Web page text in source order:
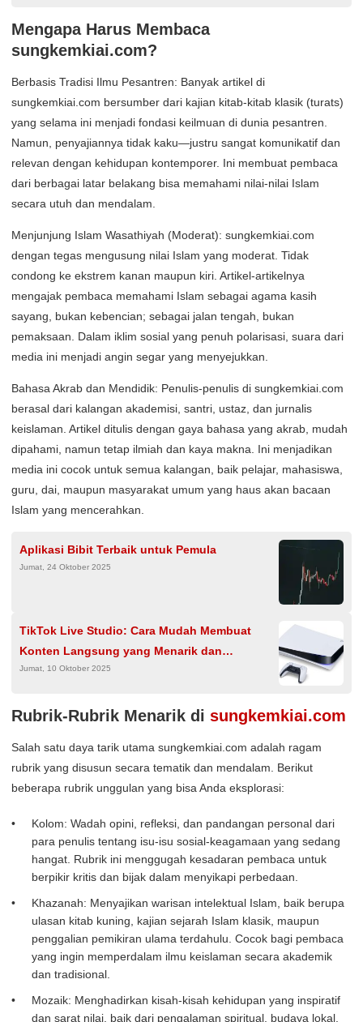
Mengapa Harus Membaca
sungkemkiai.com?
Berbasis Tradisi Ilmu Pesantren: Banyak artikel di
sungkemkiai.com bersumber dari kajian kitab-kitab klasik (turats)
yang selama ini menjadi fondasi keilmuan di dunia pesantren.
Namun, penyajiannya tidak kaku—justru sangat komunikatif dan
relevan dengan kehidupan kontemporer. Ini membuat pembaca
dari berbagai latar belakang bisa memahami nilai-nilai Islam
secara utuh dan mendalam.
Menjunjung Islam Wasathiyah (Moderat): sungkemkiai.com
dengan tegas mengusung nilai Islam yang moderat. Tidak
condong ke ekstrem kanan maupun kiri. Artikel-artikelnya
mengajak pembaca memahami Islam sebagai agama kasih
sayang, bukan kebencian; sebagai jalan tengah, bukan
pemaksaan. Dalam iklim sosial yang penuh polarisasi, suara dari
media ini menjadi angin segar yang menyejukkan.
Bahasa Akrab dan Mendidik: Penulis-penulis di sungkemkiai.com
berasal dari kalangan akademisi, santri, ustaz, dan jurnalis
keislaman. Artikel ditulis dengan gaya bahasa yang akrab, mudah
dipahami, namun tetap ilmiah dan kaya makna. Ini menjadikan
media ini cocok untuk semua kalangan, baik pelajar, mahasiswa,
guru, dai, maupun masyarakat umum yang haus akan bacaan
Islam yang mencerahkan.
Aplikasi Bibit Terbaik untuk Pemula
Jumat, 24 Oktober 2025
TikTok Live Studio: Cara Mudah Membuat
Konten Langsung yang Menarik dan
Profesional
Jumat, 10 Oktober 2025
Rubrik-Rubrik Menarik di sungkemkiai.com
Salah satu daya tarik utama sungkemkiai.com adalah ragam
rubrik yang disusun secara tematik dan mendalam. Berikut
beberapa rubrik unggulan yang bisa Anda eksplorasi:
Kolom: Wadah opini, refleksi, dan pandangan personal dari
para penulis tentang isu-isu sosial-keagamaan yang sedang
hangat. Rubrik ini menggugah kesadaran pembaca untuk
berpikir kritis dan bijak dalam menyikapi perbedaan.
Khazanah: Menyajikan warisan intelektual Islam, baik berupa
ulasan kitab kuning, kajian sejarah Islam klasik, maupun
penggalian pemikiran ulama terdahulu. Cocok bagi pembaca
yang ingin memperdalam ilmu keislaman secara akademik
dan tradisional.
Mozaik: Menghadirkan kisah-kisah kehidupan yang inspiratif
dan sarat nilai, baik dari pengalaman spiritual, budaya lokal,